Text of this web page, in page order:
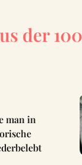
der
man in